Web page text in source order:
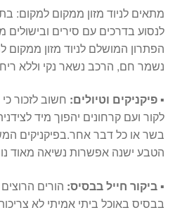
מתאים לניוד מזון ממקום למקום:
לנסוע בדרכים עם סירים
הפתרון המושלם לניוד מזון ממקום
נשמר חם, הרכב נשאר נקי וללא
▪ פיקניקים וטיולים: חשוב לזכור
לקור ועם קרחונים יהפוך מיד
בשר או כל דבר אחר.בפיקניקים
הטבע ישנה אפשרות נשיאה מאוד
▪ ביקור חייל בבסיס: הורים
בבסיס באוכל ביתי אמיתי לא